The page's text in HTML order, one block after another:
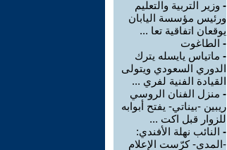
- وزير التربية والتعليم
ورئيس مؤسسة اليابان
يوقعان اتفاقية تعا ...
- الطاغوت
- ماتياس يايسله يترك
الدوري السعودي ويتولى
القيادة الفنية لفري ...
- منزل الفنان الروسي
ريبين -بيناتي- يفتح أبوابه
للزوار قبل اكت ...
- النائب نهلة الأفندي:
-المدى- كرّست الإعلام